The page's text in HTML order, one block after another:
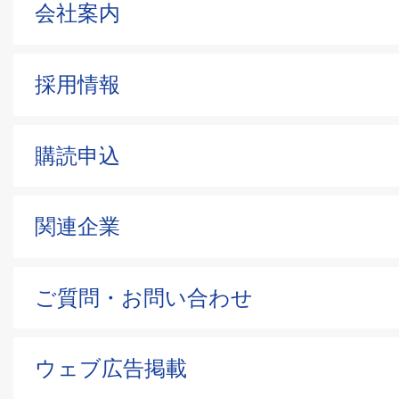
会社案内
採用情報
購読申込
関連企業
ご質問・お問い合わせ
ウェブ広告掲載